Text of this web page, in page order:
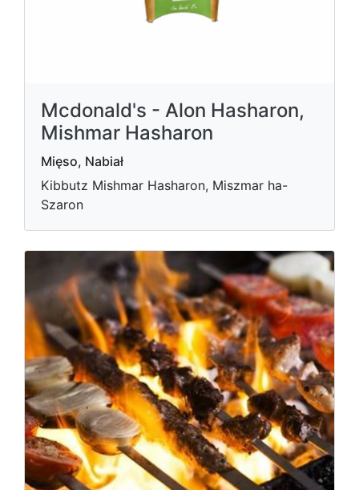
Mcdonald's - Alon Hasharon,
Mishmar Hasharon
Mięso, Nabiał
Kibbutz Mishmar Hasharon, Miszmar ha-
Szaron